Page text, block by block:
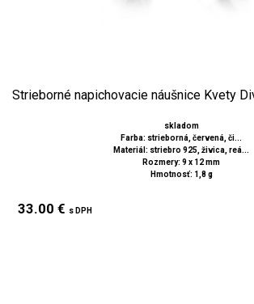
Strieborné napichovacie náušnice Kvety
skladom
Farba: strieborná, červená, či...
Materiál: striebro 925, živica, reá...
Rozmery: 9 x 12 mm
Hmotnosť: 1,8 g
33.00 € s DPH